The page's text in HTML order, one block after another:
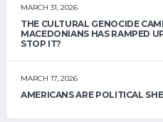
MARCH 31, 2026
THE CULTURAL GENOCIDE
MACEDONIANS HAS RAMPED
STOP IT?
MARCH 17, 2026
AMERICANS ARE POLITICAL